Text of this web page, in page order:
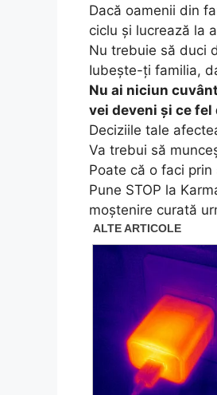
Dacă oamenii din
ciclu și lucrează la
Nu trebuie să duci
Iubește-ți familia,
Nu ai niciun
vei deveni și ce
Deciziile tale
Va trebui să
Poate că o faci
Pune STOP la
moștenire curată